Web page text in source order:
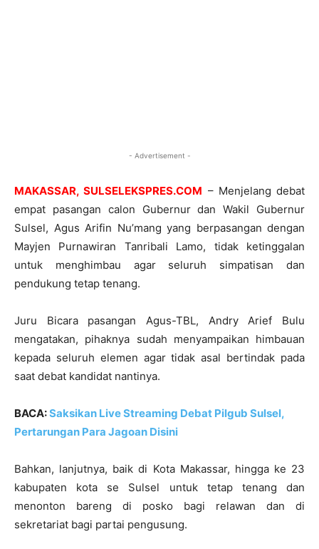
- Advertisement -
MAKASSAR, SULSELEKSPRES.COM – Menjelang debat
empat pasangan calon Gubernur dan Wakil Gubernur
Sulsel, Agus Arifin Nu’mang yang berpasangan dengan
Mayjen Purnawiran Tanribali Lamo, tidak ketinggalan
untuk menghimbau agar seluruh simpatisan dan
pendukung tetap tenang.
Juru Bicara pasangan Agus-TBL, Andry Arief Bulu
mengatakan, pihaknya sudah menyampaikan himbauan
kepada seluruh elemen agar tidak asal bertindak pada
saat debat kandidat nantinya.
BACA:Saksikan Live Streaming Debat Pilgub Sulsel,
Pertarungan Para Jagoan Disini
Bahkan, lanjutnya, baik di Kota Makassar, hingga ke 23
kabupaten kota se Sulsel untuk tetap tenang dan
menonton bareng di posko bagi relawan dan di
sekretariat bagi partai pengusung.